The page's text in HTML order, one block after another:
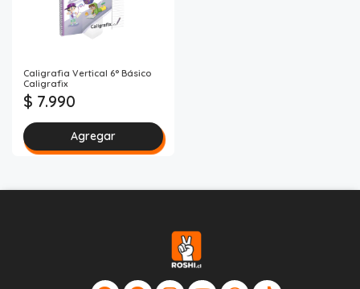
Caligrafia Vertical 6° Básico
Caligrafix
$ 7.990
Agregar